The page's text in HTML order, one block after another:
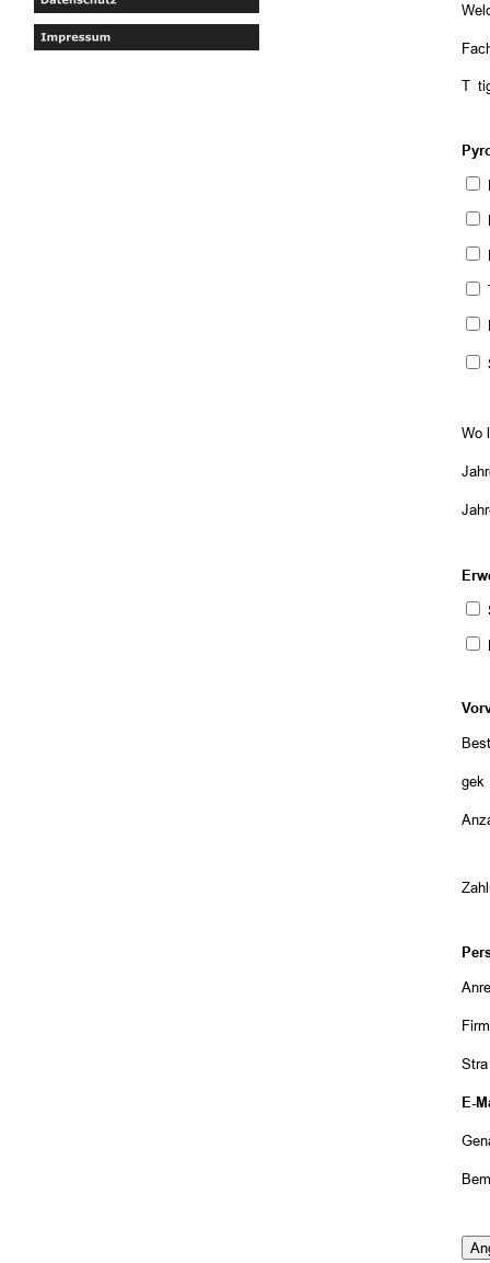
Wo
E-